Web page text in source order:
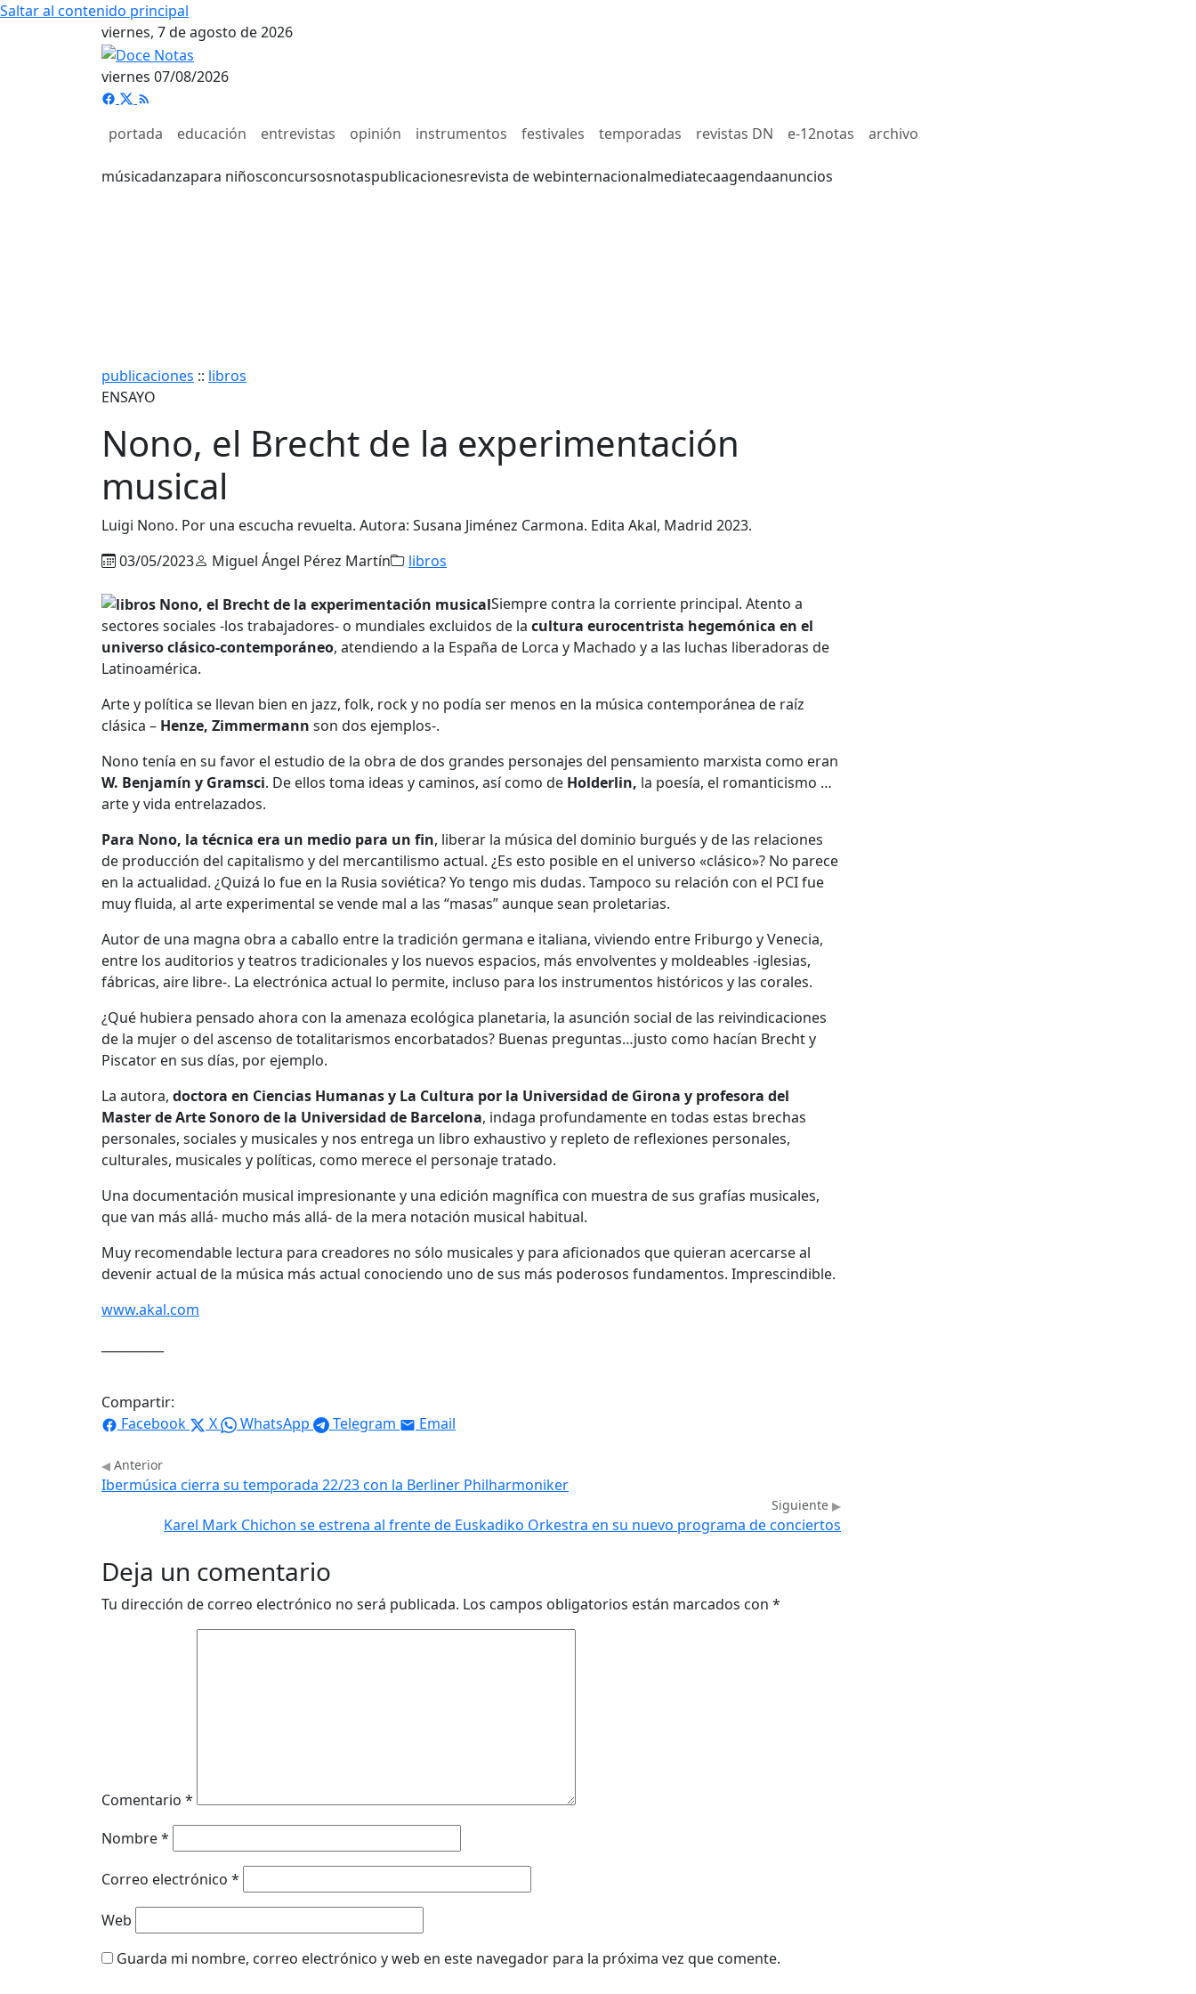
Saltar al contenido principal
viernes, 7 de agosto de 2026
viernes 07/08/2026
portada educación entrevistas opinión instrumentos festivales temporadas revistas DN e-12notas archivo
músicadanzapara niñosconcursosnotaspublicacionesrevista de webinternacionalmediatecaagendaanuncios
publicaciones :: libros
ENSAYO
Nono, el Brecht de la experimentación
musical
Luigi Nono. Por una escucha revuelta. Autora: Susana Jiménez Carmona. Edita Akal, Madrid 2023.
03/05/2023
Miguel Ángel Pérez Martín libros
Siempre contra la corriente principal. Atento a
sectores sociales -los trabajadores- o mundiales excluidos de la cultura eurocentrista hegemónica en el
universo clásico-contemporáneo, atendiendo a la España de Lorca y Machado y a las luchas liberadoras de
Latinoamérica.
Arte y política se llevan bien en jazz, folk, rock y no podía ser menos en la música contemporánea de raíz
clásica – Henze, Zimmermann son dos ejemplos-.
Nono tenía en su favor el estudio de la obra de dos grandes personajes del pensamiento marxista como eran
W. Benjamín y Gramsci. De ellos toma ideas y caminos, así como de Holderlin, la poesía, el romanticismo …
arte y vida entrelazados.
Para Nono, la técnica era un medio para un fin, liberar la música del dominio burgués y de las relaciones
de producción del capitalismo y del mercantilismo actual. ¿Es esto posible en el universo «clásico»? No parece
en la actualidad. ¿Quizá lo fue en la Rusia soviética? Yo tengo mis dudas. Tampoco su relación con el PCI fue
muy fluida, al arte experimental se vende mal a las “masas” aunque sean proletarias.
Autor de una magna obra a caballo entre la tradición germana e italiana, viviendo entre Friburgo y Venecia,
entre los auditorios y teatros tradicionales y los nuevos espacios, más envolventes y moldeables -iglesias,
fábricas, aire libre-. La electrónica actual lo permite, incluso para los instrumentos históricos y las corales.
¿Qué hubiera pensado ahora con la amenaza ecológica planetaria, la asunción social de las reivindicaciones
de la mujer o del ascenso de totalitarismos encorbatados? Buenas preguntas…justo como hacían Brecht y
Piscator en sus días, por ejemplo.
La autora, doctora en Ciencias Humanas y La Cultura por la Universidad de Girona y profesora del
Master de Arte Sonoro de la Universidad de Barcelona, indaga profundamente en todas estas brechas
personales, sociales y musicales y nos entrega un libro exhaustivo y repleto de reflexiones personales,
culturales, musicales y políticas, como merece el personaje tratado.
Una documentación musical impresionante y una edición magnífica con muestra de sus grafías musicales,
que van más allá- mucho más allá- de la mera notación musical habitual.
Muy recomendable lectura para creadores no sólo musicales y para aficionados que quieran acercarse al
devenir actual de la música más actual conociendo uno de sus más poderosos fundamentos. Imprescindible.
www.akal.com
Compartir:
Facebook
X WhatsApp Telegram Email
Anterior
Ibermúsica cierra su temporada 22/23 con la Berliner Philharmoniker
Siguiente
Karel Mark Chichon se estrena al frente de Euskadiko Orkestra en su nuevo programa de conciertos
Deja un comentario
Tu dirección de correo electrónico no será publicada. Los campos obligatorios están marcados con *
Comentario *
Nombre*
Correo electrónico *
Web
Guarda mi nombre, correo electrónico y web en este navegador para la próxima vez que comente.